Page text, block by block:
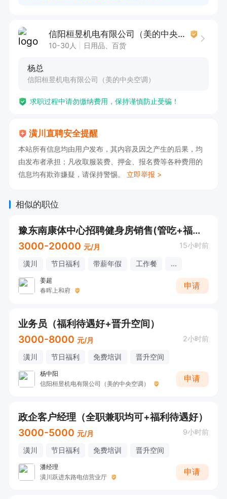
信阳桓昱机电有限公司（美的中央空调）
10-30人 日用品、百货
杨总
信阳桓昱机电有限公司（美的中央空调）
求职过程中请勿缴纳费用，保持谨慎防止受骗！
潢川直聘安全提醒
本站所有信息均由用户发布，其内容及因之产生的后果，均
由发布者承担；凡收取服装费、押金、报名费等各种费用的
信息均有欺诈嫌疑，请保持警惕。 立即举报 >
相似的职位
豫东南康体中心招聘健身房销售(管吃+福利待遇好)
3000-20000 元/月 15小时前
潢川 节日福利 带薪年假 工作餐 ...
姜超
春晖上和府
申请
业务员（福利待遇好+晋升空间）
3000-8000 元/月 2小时前
潢川 节日福利 免费培训 晋升空间
杨中阳
信阳桓昱机电有限公司（美的中央空调）
申请
政企客户经理（全职兼职均可+福利待遇好）
3000-5000 元/月 9小时前
潢川 节日福利 免费培训 晋升空间
潘经理
潢川跃进东路电信营业厅
申请